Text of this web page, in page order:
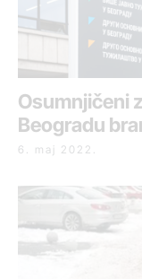
Osumnjičeni
Beogradu
6. maj 2022.